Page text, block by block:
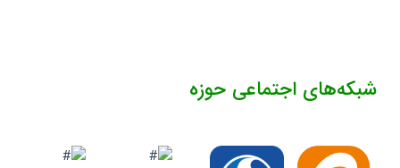
شبکه‌های اجتماعی حوزه